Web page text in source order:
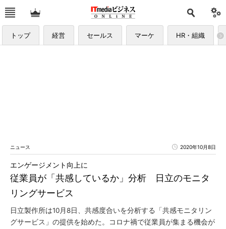
トップ 経営 セールス マーケ HR・組織
ニュース 2020年10月8日
従業員が「共感しているか」分析 日立のモニタ
リングサービス
エンゲージメント向上に
日立製作所は10月8日、共感度合いを分析する「共感モニタリン
グサービス」の提供を始めた。コロナ禍で従業員が集まる機会が